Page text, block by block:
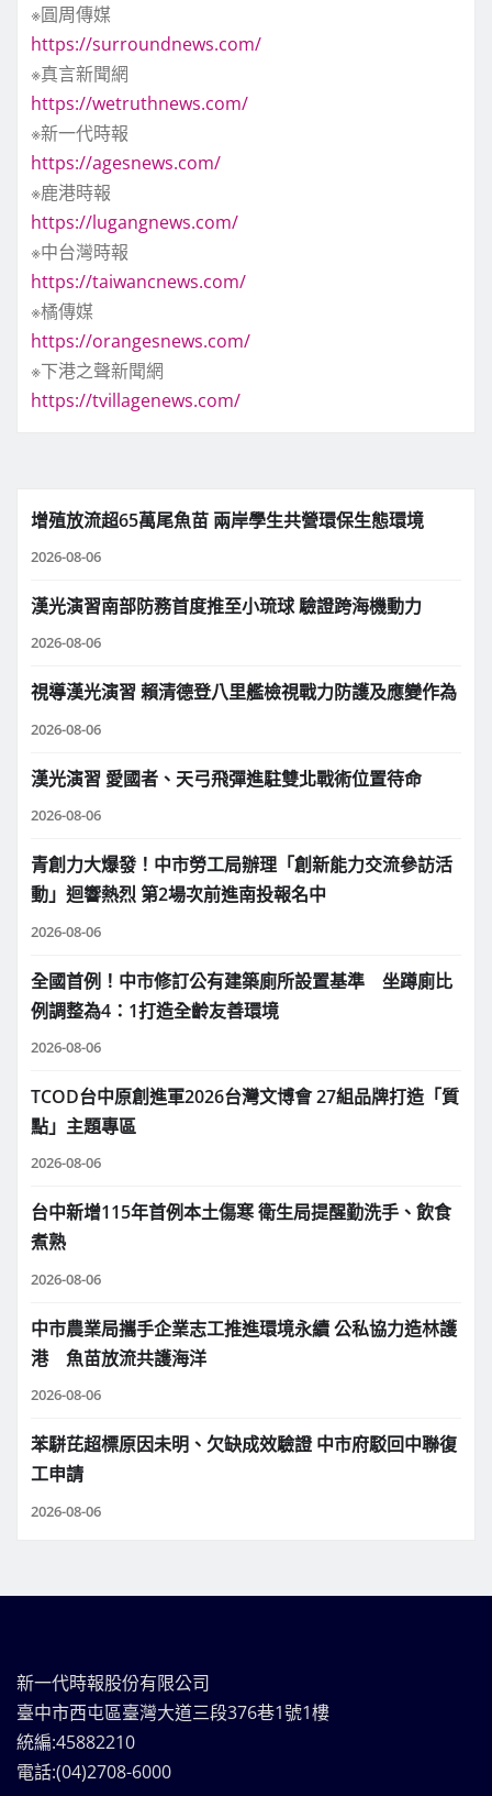
※圓周傳媒
https://surroundnews.com/
※真言新聞網
https://wetruthnews.com/
※新一代時報
https://agesnews.com/
※鹿港時報
https://lugangnews.com/
※中台灣時報
https://taiwancnews.com/
※橘傳媒
https://orangesnews.com/
※下港之聲新聞網
https://tvillagenews.com/
增殖放流超65萬尾魚苗 兩岸學生共營環保生態環境
2026-08-06
漢光演習南部防務首度推至小琉球 驗證跨海機動力
2026-08-06
視導漢光演習 賴清德登八里艦檢視戰力防護及應變作為
2026-08-06
漢光演習 愛國者、天弓飛彈進駐雙北戰術位置待命
2026-08-06
青創力大爆發！中市勞工局辦理「創新能力交流參訪活
動」迴響熱烈 第2場次前進南投報名中
2026-08-06
全國首例！中市修訂公有建築廁所設置基準 坐蹲廁比
例調整為4：1打造全齡友善環境
2026-08-06
TCOD台中原創進軍2026台灣文博會 27組品牌打造「質
點」主題專區
2026-08-06
台中新增115年首例本土傷寒 衛生局提醒勤洗手、飲食
煮熟
2026-08-06
中市農業局攜手企業志工推進環境永續 公私協力造林護
港 魚苗放流共護海洋
2026-08-06
苯駢芘超標原因未明、欠缺成效驗證 中市府駁回中聯復
工申請
2026-08-06
新一代時報股份有限公司
臺中市西屯區臺灣大道三段376巷1號1樓
統編:45882210
電話:(04)2708-6000